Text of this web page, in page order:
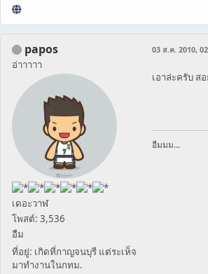
papos
อ่าาาาา
เดอะวาฬ
โพสต์: 3,536
อืม
ที่อยู่: เกิดที่กาญจนบุรี แต่ระเห็จ
มาทำงานในกทม.
03 ส.ค. 2010,
เอาล่ะครับ ส
อืมมม...